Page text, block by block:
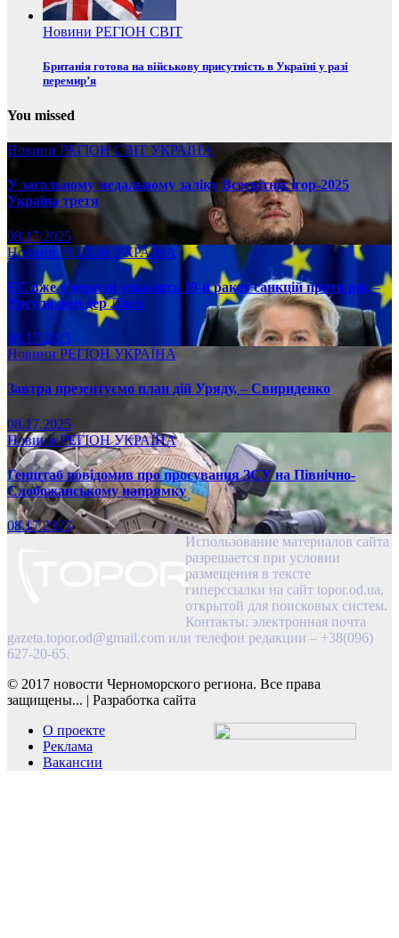
Новини РЕГІОН СВІТ
Британія готова на військову присутність в Україні у разі
перемир’я
You missed
Новини РЕГІОНСВІТ УКРАЇНА
У загальному медальному заліку Всесвітніх ігор-2025
Україна третя
08.17.2025
НовиниРЕГІОН УКРАЇНА
ЄС вже у вересні ухвалить 19-й ракет санкцій проти рф, –
Урсула фон дер Ляєн
08.17.2025
Новини РЕГІОН УКРАЇНА
Завтра презентуємо план дій Уряду, – Свириденко
08.17.2025
НовиниРЕГІОНУКРАЇНА
Генштаб повідомив про просування ЗСУ на Північно-
Слобожанському напрямку
08.17.2025
Использование материалов сайта
разрешается при условии
размещения в тексте
гиперссылки на сайт topor.od.ua,
открытой для поисковых систем.
Контакты: электронная почта
gazeta.topor.od@gmail.com или телефон редакции – +38(096)
627-20-65.
© 2017 новости Черноморского региона. Все права
защищены... | Разработка сайта
О проекте
Реклама
Вакансии